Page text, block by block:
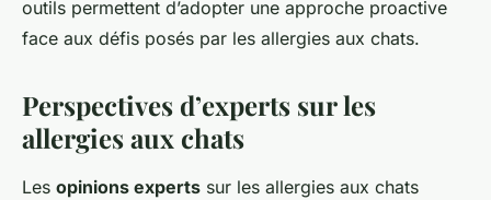
outils permettent d’adopter une approche proactive
face aux défis posés par les allergies aux chats.
Perspectives d’experts sur les
allergies aux chats
Les opinions experts sur les allergies aux chats